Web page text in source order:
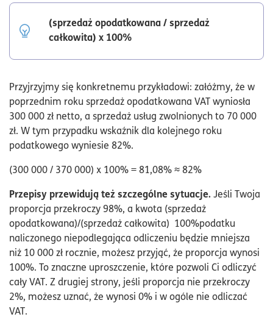
(sprzedaż opodatkowana / sprzedaż
całkowita) x 100%
Przyjrzyjmy się konkretnemu przykładowi: załóżmy, że w
poprzednim roku sprzedaż opodatkowana VAT wyniosła
300 000 zł netto, a sprzedaż usług zwolnionych to 70 000
zł. W tym przypadku wskaźnik dla kolejnego roku
podatkowego wyniesie 82%.
(300 000 / 370 000) x 100% = 81,08% ≈ 82%
Przepisy przewidują też szczególne sytuacje.Jeśli Twoja
proporcja przekroczy 98%, a kwota (sprzedaż
opodatkowana)/(sprzedaż całkowita) 100%podatku
naliczonego niepodlegająca odliczeniu będzie mniejsza
niż 10 000 zł rocznie, możesz przyjąć, że proporcja wynosi
100%. To znaczne uproszczenie, które pozwoli Ci odliczyć
cały VAT. Z drugiej strony, jeśli proporcja nie przekroczy
2%, możesz uznać, że wynosi 0% i w ogóle nie odliczać
VAT.